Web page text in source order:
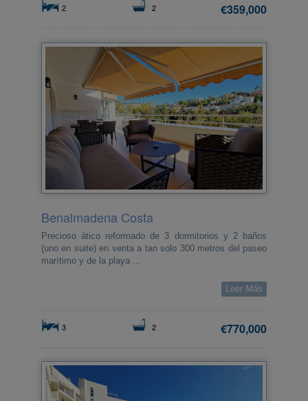
2 2 €359,000
Benalmadena Costa
Precioso ático reformado de 3 dormitorios y 2 baños
(uno en suite) en venta a tan solo 300 metros del paseo
marítimo y de la playa ...
Leer Más
3 2 €770,000